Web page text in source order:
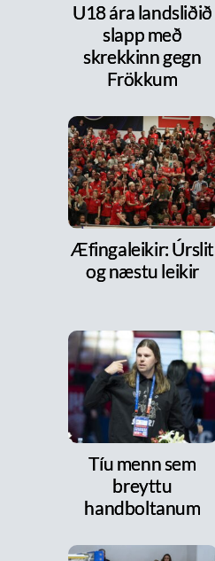
U18 ára landsliðið
slapp með
skrekkinn gegn
Frökkum
Æfingaleikir: Úrslit
og næstu leikir
Tíu menn sem
breyttu
handboltanum